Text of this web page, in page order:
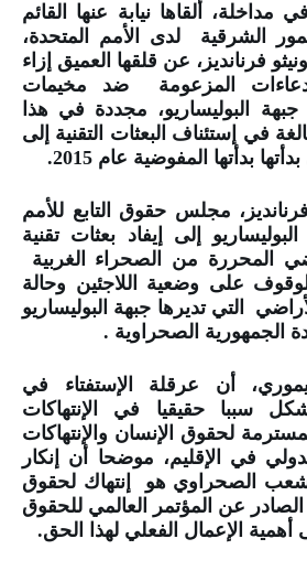
ألقاها نيابة عنها القائم
الشرقية لدى الأمم المتحدة،
فرنانديز، عن قلقها العميق إزاء
المزعومة ضد مخيمات
جبهة البوليساريو، مجددة في هذا
في إستئناف البعثات التقنية إلى
بدأتها المفوضية عام 2015.
مجلس حقوق التابع للأمم
إلى إيفاد بعثات تقنية
المحررة من الصحراء الغربية
على وضعية اللاجئين وحالة
التي تديرها جبهة البوليساريو
الجمهورية الصحراوية .
أن عرقلة الإستفتاء في
سببا حقيقيا في الإنتهاكات
لحقوق الإنسان والإنتهاكات
في الإقليم، موضحا أن إنكار
الصحراوي هو إنتهاك لحقوق
الصادر عن المؤتمر العالمي للحقوق
أهمية الإعمال الفعلي لهذا الحق.